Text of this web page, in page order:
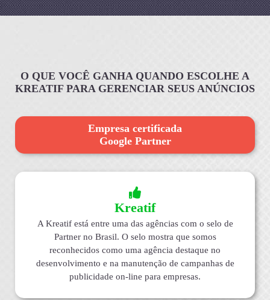
O QUE VOCÊ GANHA QUANDO ESCOLHE A
KREATIF PARA GERENCIAR SEUS ANÚNCIOS
Empresa certificada
Google Partner
Kreatif
A Kreatif está entre uma das agências com o selo de
Partner no Brasil. O selo mostra que somos
reconhecidos como uma agência destaque no
desenvolvimento e na manutenção de campanhas de
publicidade on-line para empresas.